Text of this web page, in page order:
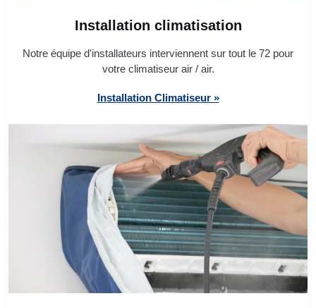
Installation climatisation
Notre équipe d'installateurs interviennent sur tout le 72 pour
votre climatiseur air / air.
Installation Climatiseur »